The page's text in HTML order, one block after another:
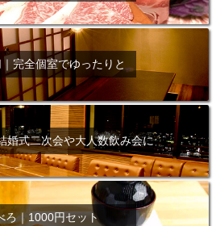
完全個室でゆったりと
婚式二次会や大人数飲み会に
ろ｜1000円セット